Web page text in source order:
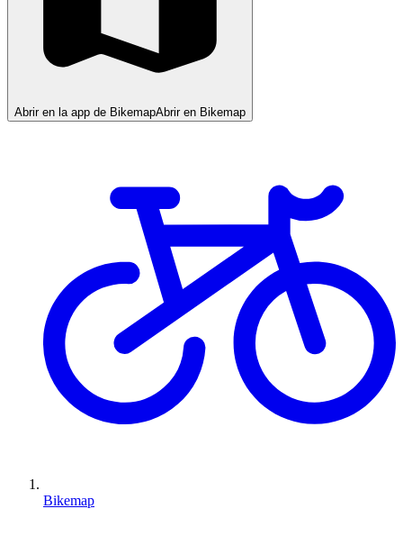
Abrir en la app de BikemapAbrir en Bikemap
Bikemap